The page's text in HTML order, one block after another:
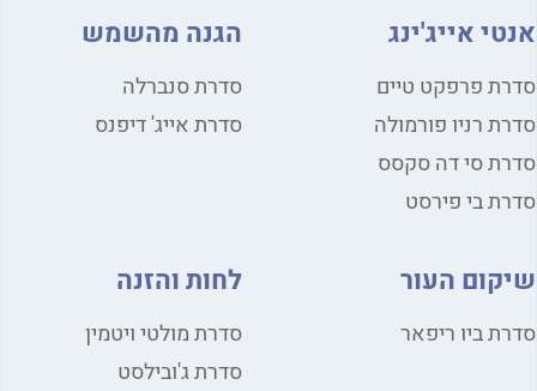
אייג'ינג
פרפקט טיים
רניו פורמולה
סי דה סקסס
בי פירסט
העור
ביו ריפאר
הגנה מהשמש
סדרת סנברלה
סדרת אייג' דיפנס
לחות והזנה
סדרת מולטי ויטמין
סדרת ג'ובילסט